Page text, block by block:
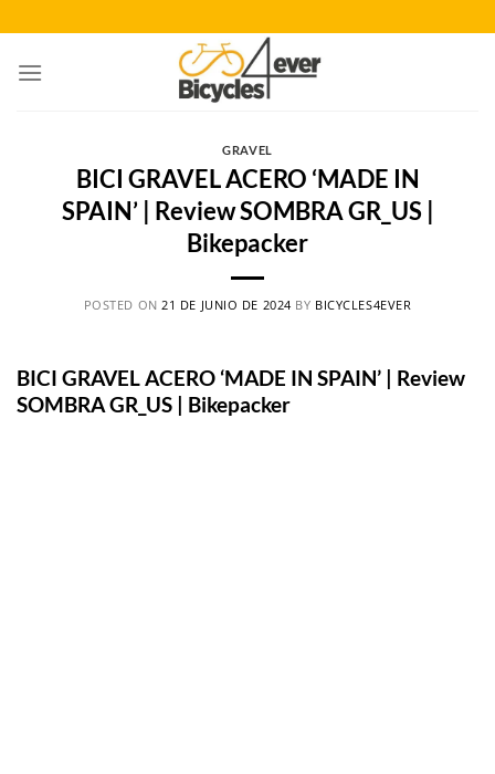
al
contenido
GRAVEL
BICI GRAVEL ACERO ‘MADE IN
SPAIN’ | Review SOMBRA GR_US |
Bikepacker
POSTED ON 21 DE JUNIO DE 2024 BY BICYCLES4EVER
BICI GRAVEL ACERO ‘MADE IN SPAIN’ | Review
SOMBRA GR_US | Bikepacker